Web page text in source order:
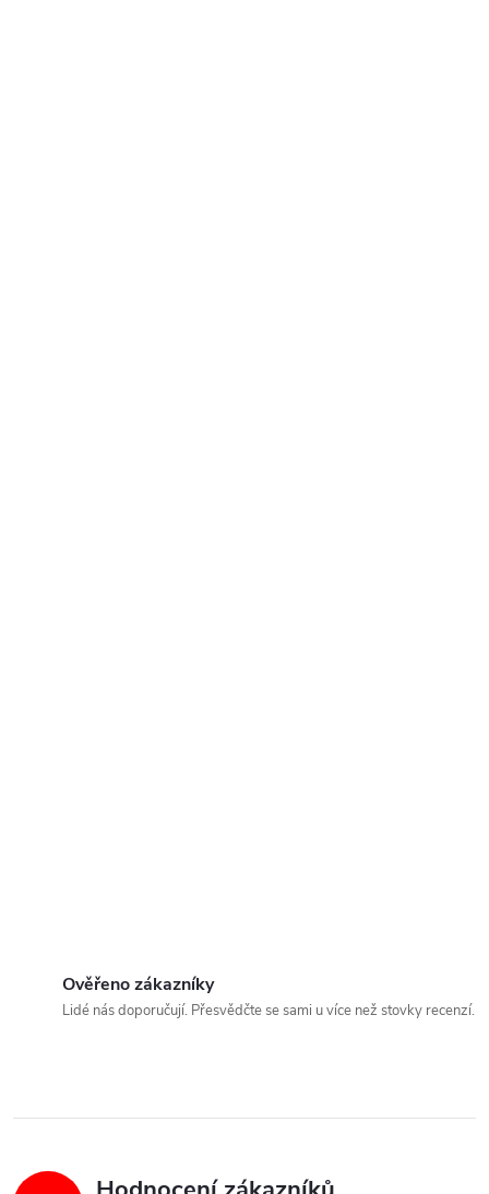
Ověřeno zákazníky
Lidé nás doporučují. Přesvědčte se sami u více než stovky recenzí.